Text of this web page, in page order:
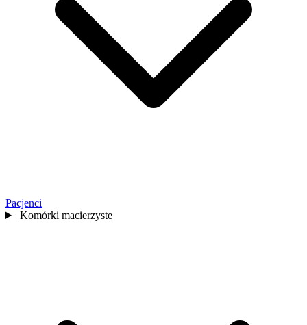
Pacjenci
Komórki macierzyste